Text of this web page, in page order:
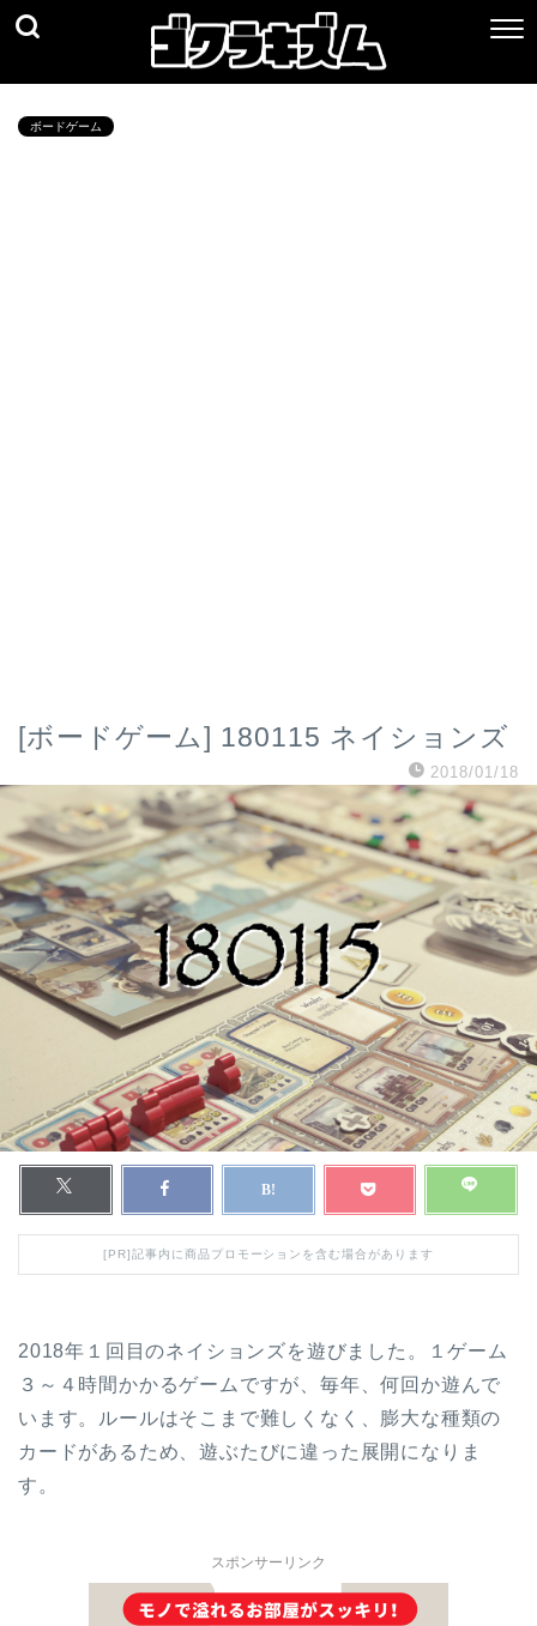
ボードゲーム
[ボードゲーム] 180115 ネイションズ
2018/01/18
[PR]記事内に商品プロモーションを含む場合があります
2018年１回目のネイションズを遊びました。１ゲーム
３～４時間かかるゲームですが、毎年、何回か遊んで
います。ルールはそこまで難しくなく、膨大な種類の
カードがあるため、遊ぶたびに違った展開になりま
す。
スポンサーリンク